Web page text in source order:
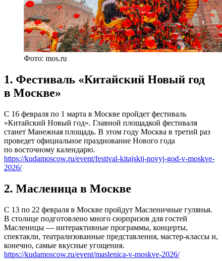
Фото: mos.ru
1. Фестиваль «Китайский Новый год
в Москве»
С 16 февраля по 1 марта в Москве пройдет фестиваль
«Китайский Новый год». Главной площадкой фестиваля
станет Манежная площадь. В этом году Москва в третий раз
проведет официальное празднование Нового года
по восточному календарю.
https://kudamoscow.ru/event/festival-kitajskij-novyj-god-v-moskve-
2026/
2. Масленица в Москве
С 13 по 22 февраля в Москве пройдут Масленичные гулянья.
В столице подготовлено много сюрпризов для гостей
Масленицы — интерактивные программы, концерты,
спектакли, театрализованные представления, мастер-классы и,
конечно, самые вкусные угощения.
https://kudamoscow.ru/event/maslenica-v-moskve-2026/